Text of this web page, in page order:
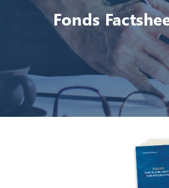
Fonds